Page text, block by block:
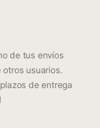
de tus envíos
otros usuarios.
de entrega